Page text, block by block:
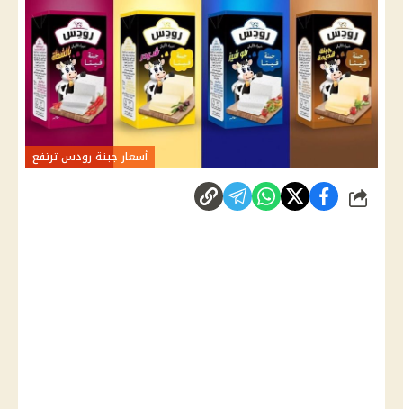
أسعار جبنة رودس ترتفع
شارك